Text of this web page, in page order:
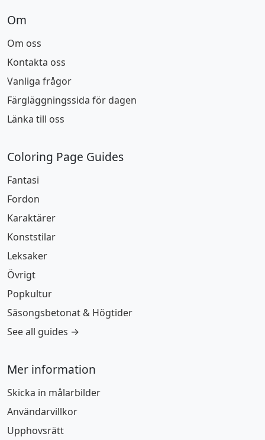
Om
Om oss
Kontakta oss
Vanliga frågor
Färgläggningssida för dagen
Länka till oss
Coloring Page Guides
Fantasi
Fordon
Karaktärer
Konststilar
Leksaker
Övrigt
Popkultur
Säsongsbetonat & Högtider
See all guides →
Mer information
Skicka in målarbilder
Användarvillkor
Upphovsrätt